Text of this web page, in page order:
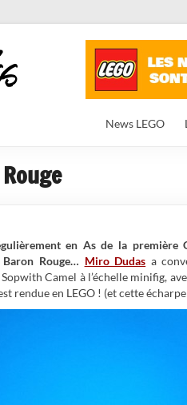
News LEGO
en As de la
Rouge… Miro Dudas a
Camel à l’échelle minifig,
rendue en LEGO ! (et cette